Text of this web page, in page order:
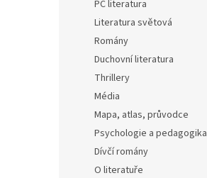
PC literatura
Literatura světová
Romány
Duchovní literatura
Thrillery
Média
Mapa, atlas, průvodce
Psychologie a pedagogika
Dívčí romány
O literatuře